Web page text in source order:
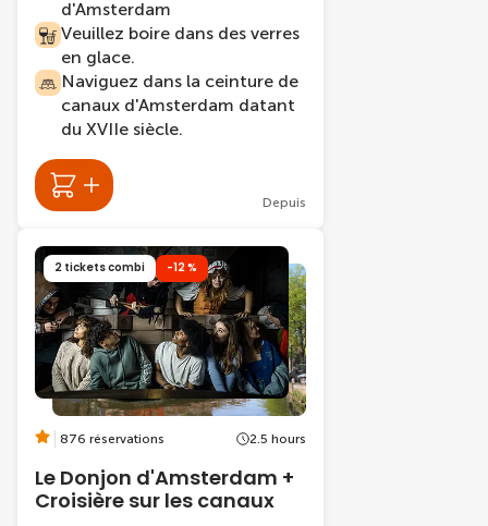
d'Amsterdam
Veuillez boire dans des verres
en glace.
Naviguez dans la ceinture de
canaux d'Amsterdam datant
du XVIIe siècle.
Depuis
2 tickets combi -12 %
876 réservations 2.5 hours
Le Donjon d'Amsterdam +
Croisière sur les canaux